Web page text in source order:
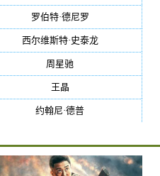
罗伯特·德尼罗
西尔维斯特·史泰龙(29)
周星驰
王晶
约翰尼·德普